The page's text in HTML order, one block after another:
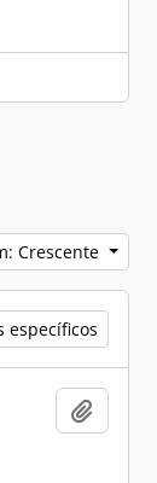
Crescente
específicos